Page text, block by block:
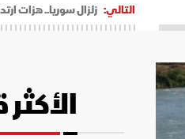
التالي: زلزال سوريا.. هزات